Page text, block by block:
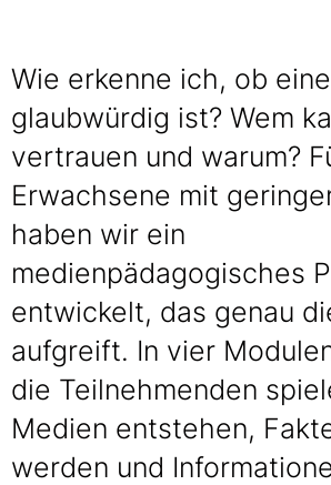
Wie erkenne ich, ob
glaubwürdig ist? Wem
vertrauen und warum?
Erwachsene mit
haben wir ein
medienpädagogisches
entwickelt, das genau
aufgreift. In vier
die Teilnehmenden
Medien entstehen,
werden und